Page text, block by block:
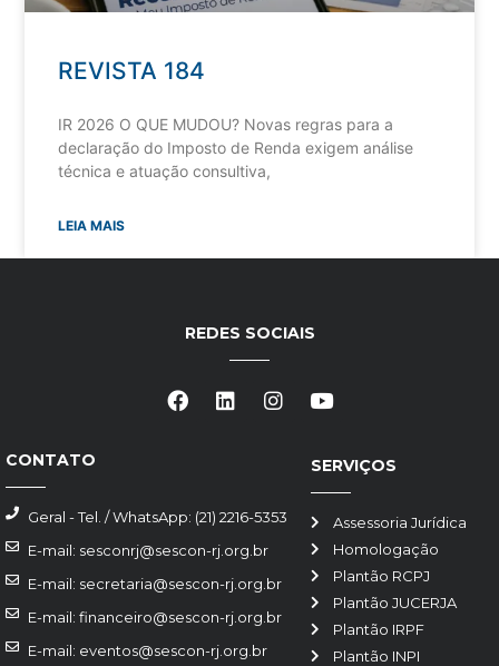
REVISTA 184
IR 2026 O QUE MUDOU? Novas regras para a
declaração do Imposto de Renda exigem análise
técnica e atuação consultiva,
LEIA MAIS
SERVIÇOS
Assessoria Jurídica
Homologação
Plantão RCPJ
Plantão JUCERJA
Plantão IRPF
Plantão INPI
CONTATO
Geral - Tel. / WhatsApp: (21) 2216-5353
E-mail: sesconrj@sescon-rj.org.br
E-mail: secretaria@sescon-rj.org.br
E-mail: financeiro@sescon-rj.org.br
E-mail: eventos@sescon-rj.org.br
REDES SOCIAIS